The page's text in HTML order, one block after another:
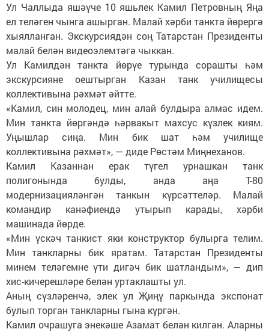
Ул Чаллыда яшәүче 10 яшьлек Камил Петровның Яңа
ел теләген чынга ашырган. Малай хәрби танкта йөрергә
хыялланган. Экскурсиядән соң Татарстан Президенты
малай белән видеоэлемтәгә чыккан.
Ул Камилдән танкта йөрүе турында сорашты һәм
экскурсияне оештырган Казан танк училищесы
коллективына рәхмәт әйтте.
«Камил, син молодец, мин алай булдыра алмас идем.
Мин танкта йөргәндә һәрвакыт махсус күзлек киям.
Уңышлар сиңа. Мин бик шат һәм училище
коллективына рәхмәт», — диде Рөстәм Миңнеханов.
Камил Казаннан ерак түгел урнашкан танк
полигонында булды, анда аңа Т-80
модернизацияләнгән танкын күрсәттеләр. Малай
командир канәфиендә утырып карады, хәрби
машинада йөрде.
«Мин үскәч танкист яки конструктор булырга телим.
Мин танкларны бик яратам. Татарстан Президенты
минем теләгемне үти дигәч бик шатландым», — дип
хис-кичерешләре белән уртаклашты ул.
Аның сүзләренчә, элек ул Җиңү паркында экспонат
булып торган танкларны гына күргән.
Камил очрашуга энекәше Азамат белән килгән. Аларны